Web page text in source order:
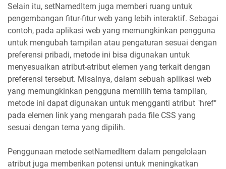
Selain itu, setNamedItem juga memberi ruang untuk
pengembangan fitur-fitur web yang lebih interaktif. Sebagai
contoh, pada aplikasi web yang memungkinkan pengguna
untuk mengubah tampilan atau pengaturan sesuai dengan
preferensi pribadi, metode ini bisa digunakan untuk
menyesuaikan atribut-atribut elemen yang terkait dengan
preferensi tersebut. Misalnya, dalam sebuah aplikasi web
yang memungkinkan pengguna memilih tema tampilan,
metode ini dapat digunakan untuk mengganti atribut "href"
pada elemen link yang mengarah pada file CSS yang
sesuai dengan tema yang dipilih.
Penggunaan metode setNamedItem dalam pengelolaan
atribut juga memberikan potensi untuk meningkatkan